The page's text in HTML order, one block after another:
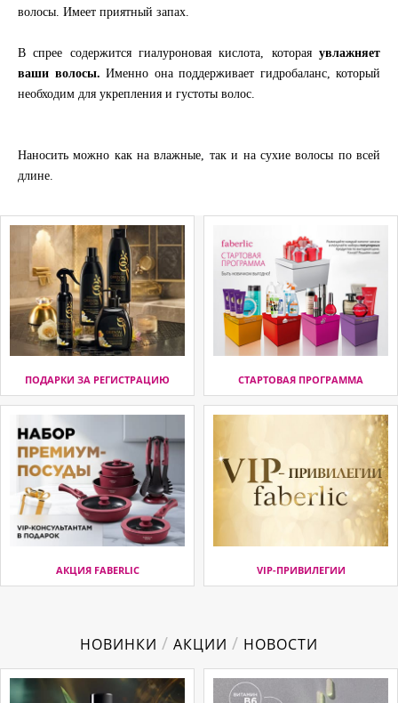
волосы. Имеет приятный запах.
В спрее содержится гиалуроновая кислота, которая увлажняет
ваши волосы. Именно она поддерживает гидробаланс, который
необходим для укрепления и густоты волос.
Наносить можно как на влажные, так и на сухие волосы по всей
длине.
ПОДАРКИ ЗА РЕГИСТРАЦИЮ СТАРТОВАЯ ПРОГРАММА
АКЦИЯ FABERLIC VIP-ПРИВИЛЕГИИ
НОВИНКИ / АКЦИИ / НОВОСТИ